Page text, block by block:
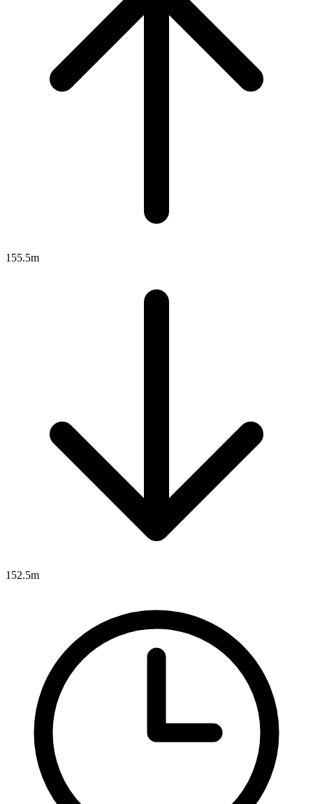
155.5m
152.5m